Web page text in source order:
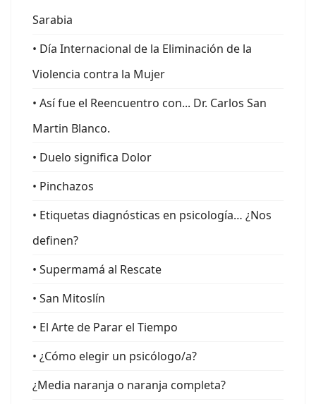
Sarabia
• Día Internacional de la Eliminación de la
Violencia contra la Mujer
• Así fue el Reencuentro con... Dr. Carlos San
Martin Blanco.
• Duelo significa Dolor
• Pinchazos
• Etiquetas diagnósticas en psicología… ¿Nos
definen?
• Supermamá al Rescate
• San Mitoslín
• El Arte de Parar el Tiempo
• ¿Cómo elegir un psicólogo/a?
¿Media naranja o naranja completa?